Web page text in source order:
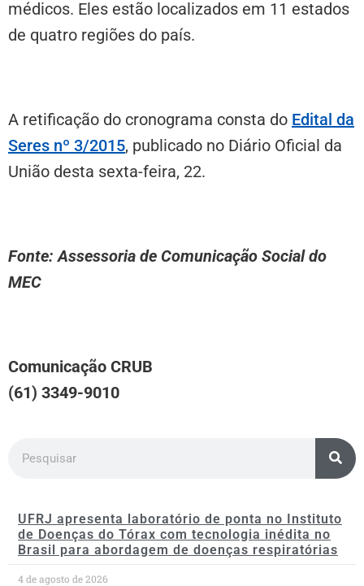
médicos. Eles estão localizados em 11 estados
de quatro regiões do país.
A retificação do cronograma consta do Edital da
Seres nº 3/2015, publicado no Diário Oficial da
União desta sexta-feira, 22.
Fonte: Assessoria de Comunicação Social do
MEC
Comunicação CRUB
(61) 3349-9010
UFRJ apresenta laboratório de ponta no Instituto
de Doenças do Tórax com tecnologia inédita no
Brasil para abordagem de doenças respiratórias
4 de agosto de 2026